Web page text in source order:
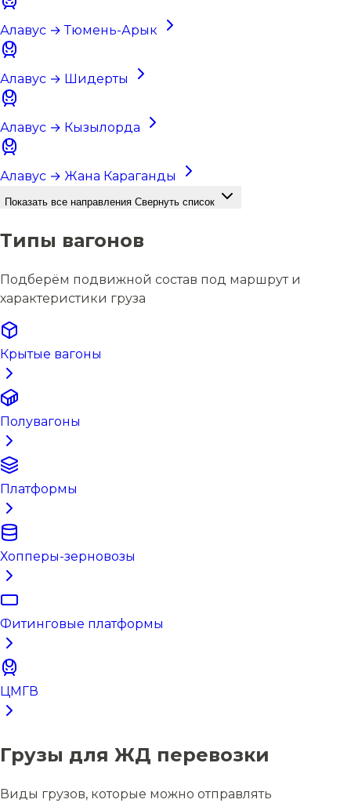
Алавус → Тюмень-Арык
Алавус → Шидерты
Алавус → Кызылорда
Алавус → Жана Караганды
Показать все направления Свернуть список
Типы вагонов
Подберём подвижной состав под маршрут и
характеристики груза
Крытые вагоны
Полувагоны
Платформы
Хопперы-зерновозы
Фитинговые платформы
ЦМГВ
Грузы для ЖД перевозки
Виды грузов, которые можно отправлять